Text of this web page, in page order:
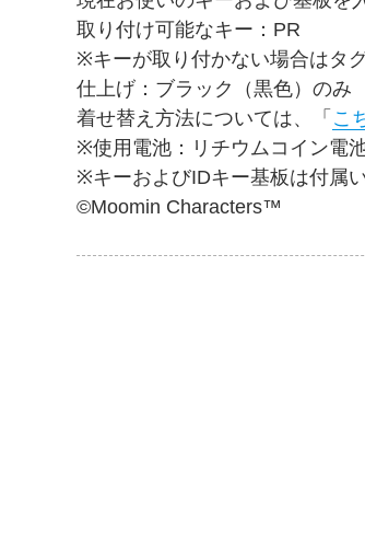
取り付け可能なキー：PR
※キーが取り付かない場合はタ
仕上げ：ブラック（黒色）のみ
着せ替え方法については、「 こ
※使用電池：リチウムコイン電
※キーおよびIDキー基板は付属
©Moomin Characters™